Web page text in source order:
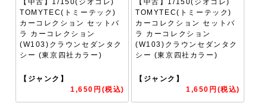
TOMYTEC(トミーテック)
カーコレクション セットバ
ラ カーコレクション
(W103)クラウンセダンタク
シー (東京四社カラー)
【ジャンク】
1,650円(税込)
TOMYTEC(トミーテック)
カーコレクション セットバ
ラ カーコレクション
(W103)クラウンセダンタク
シー (東京四社カラー)
【ジャンク】
1,650円(税込)